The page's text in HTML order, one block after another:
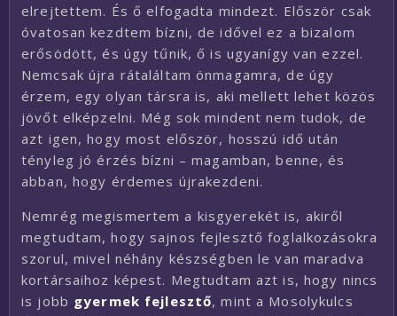
elrejtettem. És ő elfogadta mindezt. Először csak
óvatosan kezdtem bízni, de idővel ez a bizalom
erősödött, és úgy tűnik, ő is ugyanígy van ezzel.
Nemcsak újra rátaláltam önmagamra, de úgy
érzem, egy olyan társra is, aki mellett lehet közös
jövőt elképzelni. Még sok mindent nem tudok, de
azt igen, hogy most először, hosszú idő után
tényleg jó érzés bízni – magamban, benne, és
abban, hogy érdemes újrakezdeni.
Nemrég megismertem a kisgyerekét is, akiről
megtudtam, hogy sajnos fejlesztő foglalkozásokra
szorul, mivel néhány készségben le van maradva
kortársaihoz képest. Megtudtam azt is, hogy nincs
is jobb gyermek fejlesztő, mint a Mosolykulcs